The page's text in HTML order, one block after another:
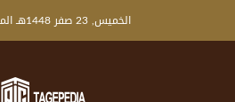
الخميس, 23 صفر 1448هـ الموافق الخميس, 06 آب 2026